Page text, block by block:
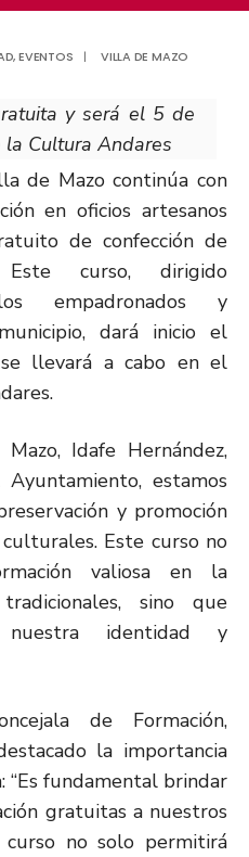
,EVENTOS | VILLA DE MAZO
y será el 5 de
Cultura Andares
de Mazo continúa con
en oficios artesanos
de confección de
Este curso, dirigido
empadronados y
dará inicio el
llevará a cabo en el
Idafe Hernández,
estamos
y promoción
Este curso no
valiosa en la
sino que
nuestra identidad y
de Formación,
la importancia
fundamental brindar
gratuitas a nuestros
curso no solo permitirá